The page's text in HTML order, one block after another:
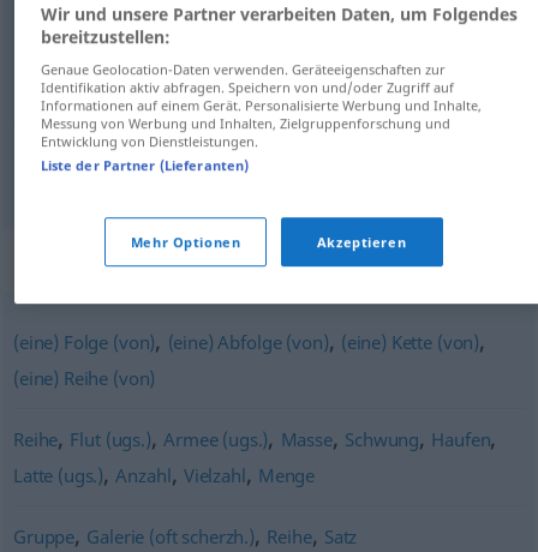
سری [seri]
Synonyme für "Serie"
(eine) Folge (von), (eine) Abfolge (von), (eine) Kette (von),
(eine) Reihe (von)
Reihe, Flut (ugs.),Armee (ugs.), Masse, Schwung, Haufen,
Latte (ugs.),Anzahl, Vielzahl, Menge
Gruppe, Galerie (oft scherzh.), Reihe, Satz
Wir und unsere Partner verarbeiten Daten, um Folgendes
bereitzustellen:
Genaue Geolocation-Daten verwenden. Geräteeigenschaften zur
Identifikation aktiv abfragen. Speichern von und/oder Zugriff auf
Informationen auf einem Gerät. Personalisierte Werbung und Inhalte,
Messung von Werbung und Inhalten, Zielgruppenforschung und
Entwicklung von Dienstleistungen.
Liste der Partner (Lieferanten)
Mehr Optionen Akzeptieren